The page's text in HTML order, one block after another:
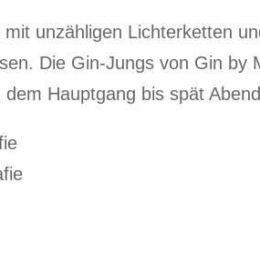
unzähligen Lichterketten
Die Gin-Jungs von Gin
Hauptgang bis spät